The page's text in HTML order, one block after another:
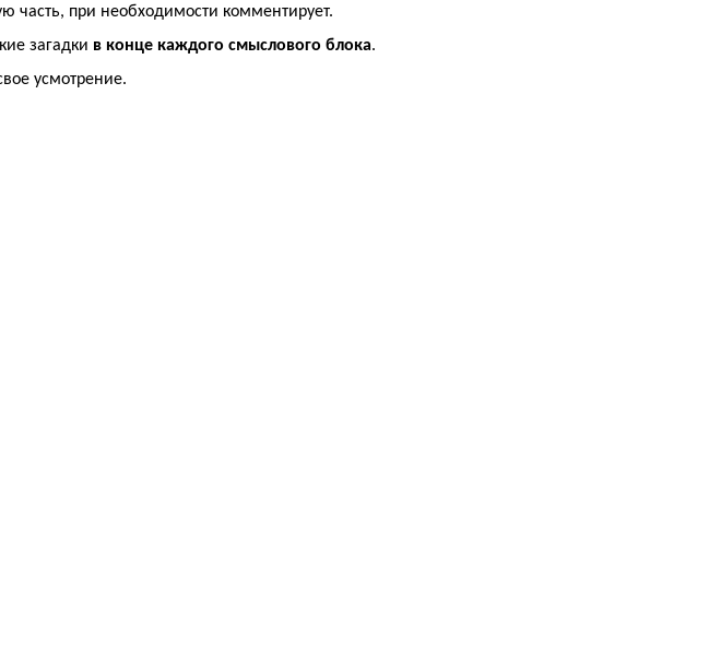
часть, при необходимости комментирует.
загадки в конце каждого смыслового блока.
усмотрение.